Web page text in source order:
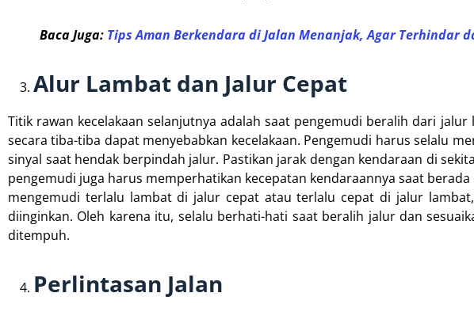
Baca Juga: Tips Aman Berkendara di Jalan Menanjak, Agar Terhindar
Alur Lambat dan Jalur Cepat
Titik rawan kecelakaan selanjutnya adalah saat pengemudi beralih dari
secara tiba-tiba dapat menyebabkan kecelakaan. Pengemudi harus selalu
sinyal saat hendak berpindah jalur. Pastikan jarak dengan kendaraan di
pengemudi juga harus memperhatikan kecepatan kendaraannya saat
mengemudi terlalu lambat di jalur cepat atau terlalu cepat di jalur
diinginkan. Oleh karena itu, selalu berhati-hati saat beralih jalur dan
ditempuh.
Perlintasan Jalan